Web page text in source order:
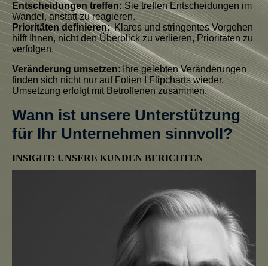
Entscheidungen treffen:Sie treffen Entscheidungen im
Wandel, anstatt zu reagieren.
Prioritäten definieren: Klares und stringentes Vorgehen
hilft Ihnen, nicht den Überblick zu verlieren, Prioritäten zu
verfolgen.
Veränderung umsetzen: Ihre gelebten Veränderungen
finden sich nicht nur auf Folien I Flipcharts wieder.
Umsetzung erfolgt mit Betroffenen zusammen,
Wann ist unsere Unterstützung
für Ihr Unternehmen sinnvoll?
INSIGHT: UNSERE KUNDEN BERICHTEN